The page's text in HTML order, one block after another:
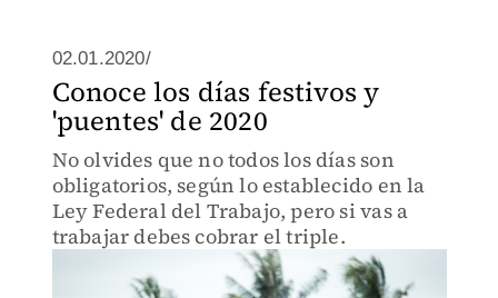
02.01.2020/
Conoce los días festivos y
'puentes' de 2020
No olvides que no todos los días son
obligatorios, según lo establecido en la
Ley Federal del Trabajo, pero si vas a
trabajar debes cobrar el triple.